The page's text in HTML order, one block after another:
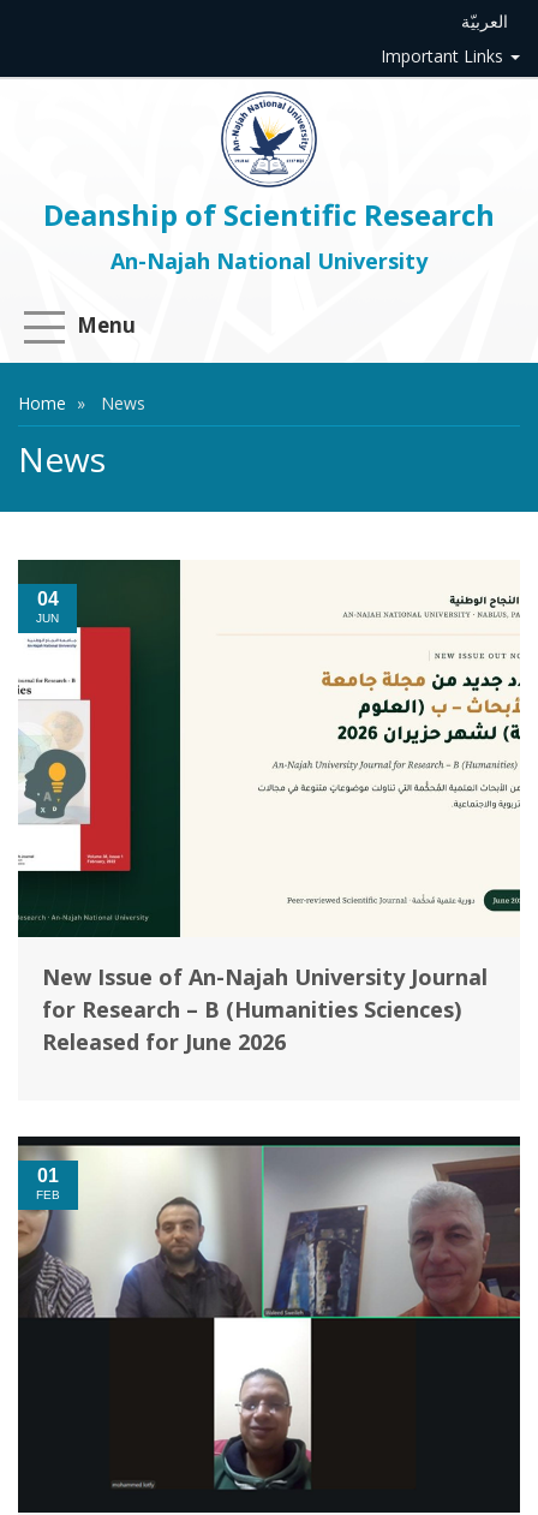
العربيّة
Important Links
Deanship of Scientific Research
An-Najah National University
Menu
Home News
News
04
JUN
New Issue of An-Najah University Journal
for Research – B (Humanities Sciences)
Released for June 2026
01
FEB